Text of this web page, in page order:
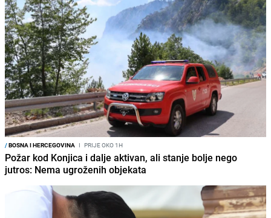
/BOSNA I HERCEGOVINA I PRIJE OKO 1H
Požar kod Konjica i dalje aktivan, ali stanje bolje nego
jutros: Nema ugroženih objekata